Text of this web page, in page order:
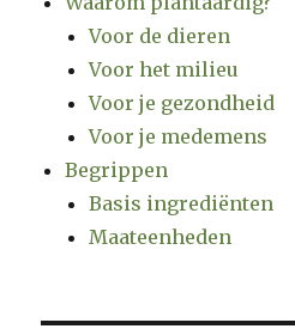
Voor de dieren
Voor het milieu
Voor je gezondheid
Voor je medemens
Begrippen
Basis ingrediënten
Maateenheden